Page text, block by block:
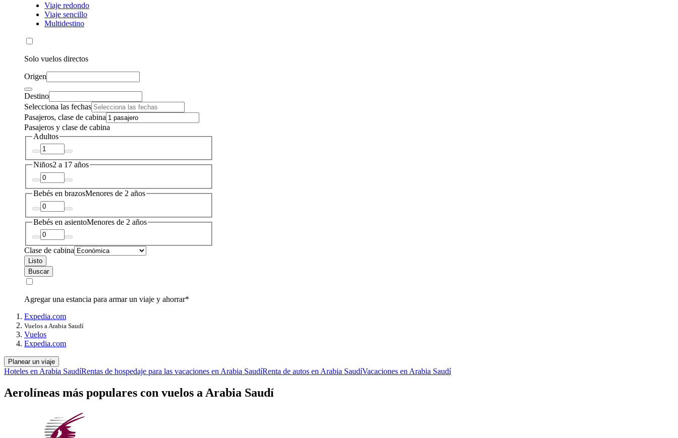
Viaje redondo
Viaje sencillo
Multidestino
Solo vuelos directos
Origen
Destino
Selecciona las fechas
Pasajeros, clase de cabina
Pasajeros y clase de cabina
Adultos
Niños2 a 17 años
Bebés en brazosMenores de 2 años
Bebés en asientoMenores de 2 años
Clase de cabina
Listo
Buscar
Agregar una estancia para armar un viaje y ahorrar*
Expedia.com
Vuelos a Arabia Saudí
Vuelos
Expedia.com
Planear un viaje
Hoteles en Arabia SaudíRentas de hospedaje para las vacaciones en Arabia SaudíRenta de autos en Arabia SaudíVacaciones en Arabia Saudí
Aerolíneas más populares con vuelos a Arabia Saudí